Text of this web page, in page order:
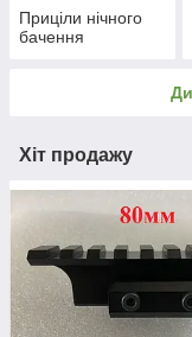
Приціли нічного
бачення
Хіт продажу